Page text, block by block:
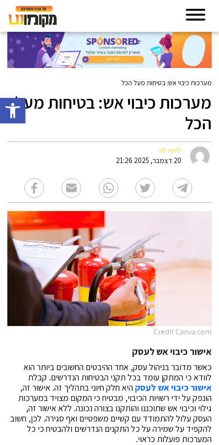
פתח
מערכות כיבוי אש: בטיחות מעל הכל
מערכות כיבוי אש: בטיחות מעל
הכל
ליאת לוי
20 דצמבר, 2025 21:26
Credit Canva.com
אישור כיבוי אש לעסק
כאשר מדובר בניהול עסק, אחד ההיבטים החשובים ביותר הוא
לוודא כי המתקן עומד בכל תקני הבטיחות הנדרשים. קבלת
אישור כיבוי אש לעסק היא חלק חיוני בתהליך זה. אישור זה,
הונפק על ידי רשויות הכיבוי, מבטיח כי המקום מצויד במערכות
גילוי וכיבוי אש שתוכננו והותקנו בצורה נכונה. ללא אישור זה,
העסק עלול להתמודד עם קשיים משפטיים ואף סגירה. לכן, חשוב
להקפיד על שמירה על כל התקנים הנדרשים ולהבטיח כי כל
המערכות פועלות כראוי.